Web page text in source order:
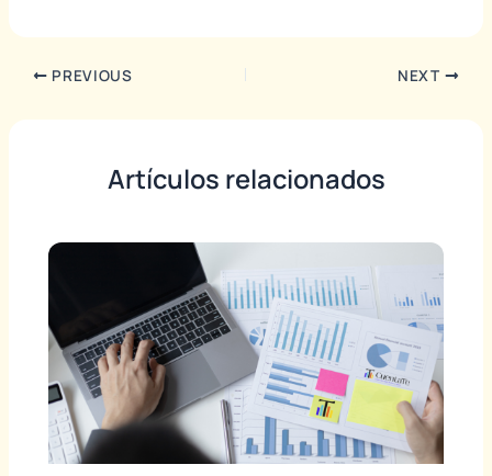
PREVIOUS NEXT
Artículos relacionados